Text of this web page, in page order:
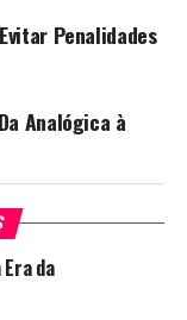
Penalidades
Analógica à
Era da